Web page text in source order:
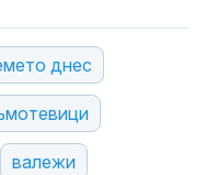
днес
валежи